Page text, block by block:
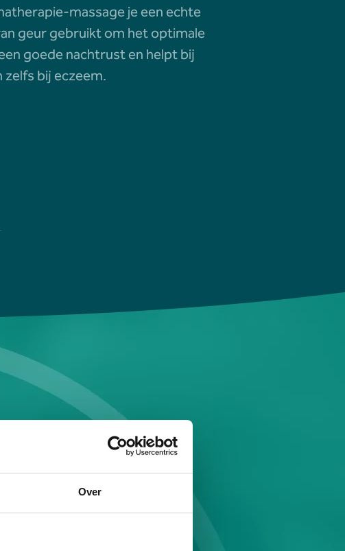
Over
massage je een echte
geur gebruikt om het optimale
goede nachtrust en helpt bij
bij eczeem.
of